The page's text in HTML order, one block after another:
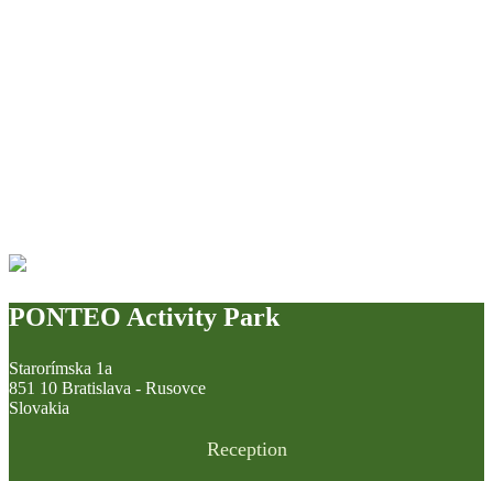
PONTEO Activity Park
Starorímska 1a
851 10 Bratislava - Rusovce
Slovakia
Reception